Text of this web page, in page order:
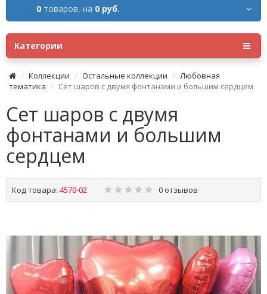
0 товаров, на 0 руб.
Категории
Коллекции Остальные коллекции
Любовная
тематика
Сет шаров с двумя фонтанами и большим сердцем
Сет шаров с двумя
фонтанами и большим
сердцем
Код товара: 4570-02 0 отзывов